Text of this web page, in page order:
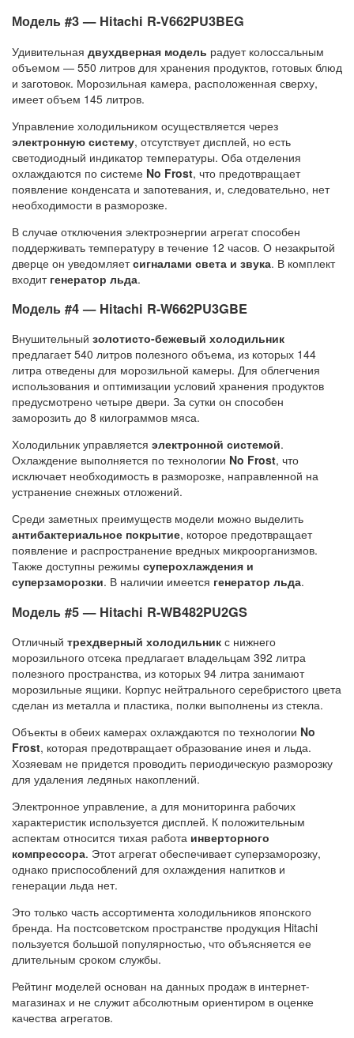
Модель #3 — Hitachi R-V662PU3BEG
Удивительная двухдверная модель радует колоссальным
объемом — 550 литров для хранения продуктов, готовых блюд
и заготовок. Морозильная камера, расположенная сверху,
имеет объем 145 литров.
Управление холодильником осуществляется через
электронную систему, отсутствует дисплей, но есть
светодиодный индикатор температуры. Оба отделения
охлаждаются по системе No Frost, что предотвращает
появление конденсата и запотевания, и, следовательно, нет
необходимости в разморозке.
В случае отключения электроэнергии агрегат способен
поддерживать температуру в течение 12 часов. О незакрытой
дверце он уведомляетсигналами света и звука. В комплект
входит генератор льда.
Модель #4 — Hitachi R-W662PU3GBE
Внушительный золотисто-бежевый холодильник
предлагает 540 литров полезного объема, из которых 144
литра отведены для морозильной камеры. Для облегчения
использования и оптимизации условий хранения продуктов
предусмотрено четыре двери. За сутки он способен
заморозить до 8 килограммов мяса.
Холодильник управляется электронной системой.
Охлаждение выполняется по технологии No Frost, что
исключает необходимость в разморозке, направленной на
устранение снежных отложений.
Среди заметных преимуществ модели можно выделить
антибактериальное покрытие, которое предотвращает
появление и распространение вредных микроорганизмов.
Также доступны режимы суперохлаждения и
суперзаморозки. В наличии имеется генератор льда.
Модель #5 — Hitachi R-WB482PU2GS
Отличный трехдверный холодильник с нижнего
морозильного отсека предлагает владельцам 392 литра
полезного пространства, из которых 94 литра занимают
морозильные ящики. Корпус нейтрального серебристого цвета
сделан из металла и пластика, полки выполнены из стекла.
Объекты в обеих камерах охлаждаются по технологии No
Frost, которая предотвращает образование инея и льда.
Хозяевам не придется проводить периодическую разморозку
для удаления ледяных накоплений.
Электронное управление, а для мониторинга рабочих
характеристик используется дисплей. К положительным
аспектам относится тихая работа инверторного
компрессора. Этот агрегат обеспечивает суперзаморозку,
однако приспособлений для охлаждения напитков и
генерации льда нет.
Это только часть ассортимента холодильников японского
бренда. На постсоветском пространстве продукция Hitachi
пользуется большой популярностью, что объясняется ее
длительным сроком службы.
Рейтинг моделей основан на данных продаж в интернет-
магазинах и не служит абсолютным ориентиром в оценке
качества агрегатов.